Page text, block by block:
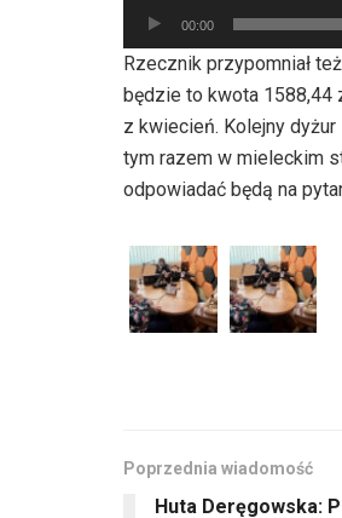
Odtwarzacz
plików
dźwiękowych
00:00
Rzecznik przypomniał
będzie to kwota 1588,44
z kwiecień. Kolejny
tym razem w mieleckim
odpowiadać będą na
Poprzednia wiadomość
Huta Deręgowska: